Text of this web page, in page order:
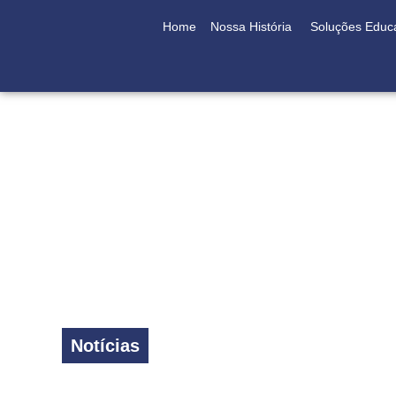
Home Nossa História Soluções
Notícias